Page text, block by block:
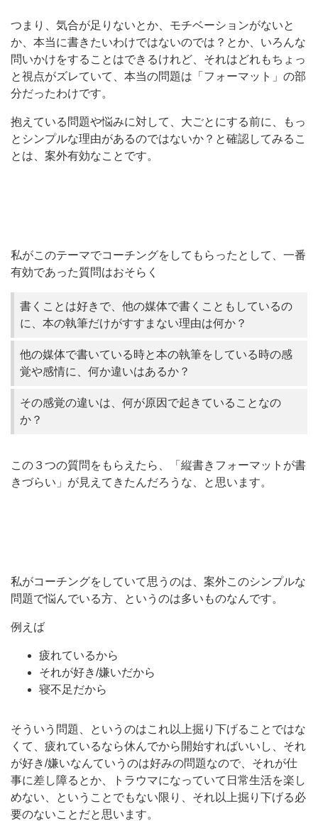
つまり、気合が足りないとか、モチベーションがないと
か、本当に書きたいわけではないのでは？とか、いろんな
問いかけをすることはできるけれど、それはどれもちょっ
と視点がズレていて、本当の問題は「フォーマット」の部
分だったわけです。
抱えている問題や悩みに対して、大ごとにする前に、もっ
とシンプルな理由があるのではないか？と確認してみるこ
とは、案外有効なことです。
私がこのテーマでコーチングをしてもらったとして、一番
有効であった質問はおそらく
書くことは好きで、他の媒体で書くこともしているの
に、本の執筆だけがすすまない理由は何か？
他の媒体で書いている時と本の執筆をしている時の感
覚や感情に、何か違いはあるか？
その感覚の違いは、何が原因で起きていることなの
か？
この３つの質問をもらえたら、「縦書きフォーマットが書
きづらい」が見えてきたんだろうな、と思います。
私がコーチングをしていて思うのは、案外このシンプルな
問題で悩んでいる方、というのは多いものなんです。
例えば
疲れているから
それが好き/嫌いだから
寝不足だから
そういう問題、というのはこれ以上掘り下げることではな
くて、疲れているなら休んでから開始すればいいし、それ
が好き/嫌いなんていうのは好みの問題なので、それが仕
事に差し障るとか、トラウマになっていて日常生活を楽し
めない、ということでもない限り、それ以上掘り下げる必
要のないことだと思います。